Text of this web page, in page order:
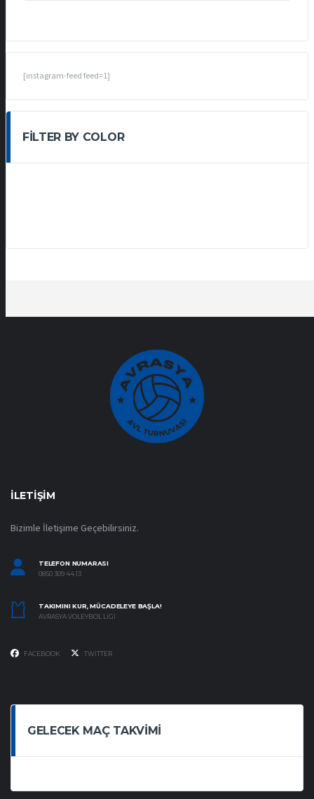
[instagram-feed feed=1]
FILTER BY COLOR
İLETIŞIM
Bizimle İletişime Geçebilirsiniz.
TELEFON NUMARASI
0850 309 44 13
TAKIMINI KUR, MÜCADELEYE BAŞLA!
AVRASYA VOLEYBOL LIGI
FACEBOOK TWITTER
GELECEK MAÇ TAKVIMI